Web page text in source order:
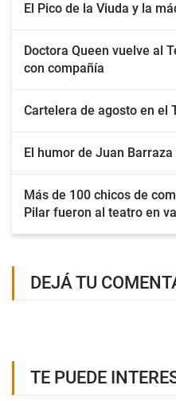
El Pico de la Viuda y la
Doctora Queen vuelve al
con compañía
Cartelera de agosto en el
El humor de Juan
Más de 100 chicos de
Pilar fueron al teatro en
DEJÁ TU
TE PUEDE